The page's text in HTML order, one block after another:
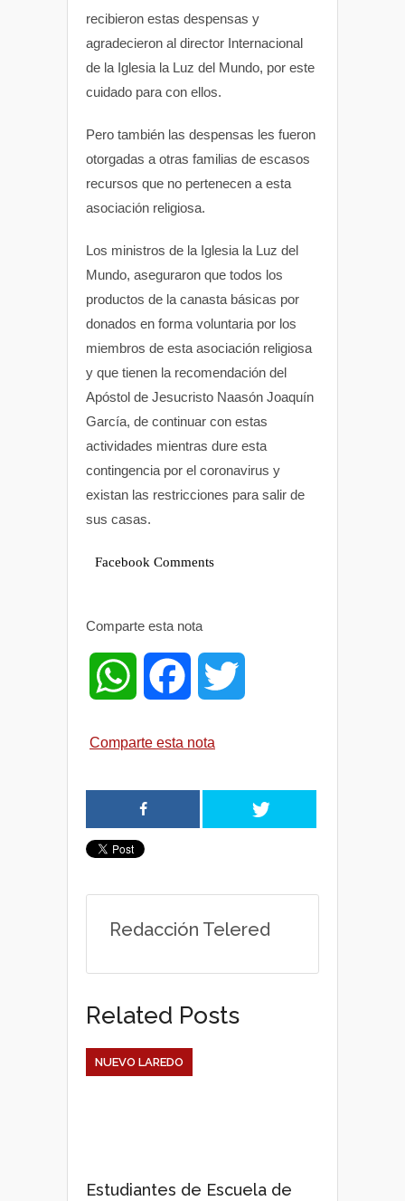
recibieron estas despensas y
agradecieron al director Internacional
de la Iglesia la Luz del Mundo, por este
cuidado para con ellos.
Pero también las despensas les fueron
otorgadas a otras familias de escasos
recursos que no pertenecen a esta
asociación religiosa.
Los ministros de la Iglesia la Luz del
Mundo, aseguraron que todos los
productos de la canasta básicas por
donados en forma voluntaria por los
miembros de esta asociación religiosa
y que tienen la recomendación del
Apóstol de Jesucristo Naasón Joaquín
García, de continuar con estas
actividades mientras dure esta
contingencia por el coronavirus y
existan las restricciones para salir de
sus casas.
Facebook Comments
Comparte esta nota
W
p k
Comparte esta nota
Redacción Telered
Related Posts
Estudiantes de Escuela de
NUEVO LAREDO